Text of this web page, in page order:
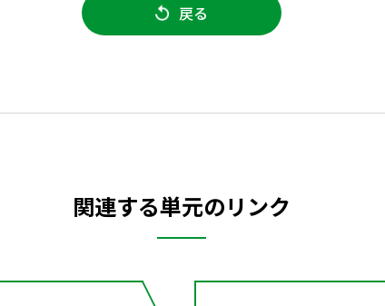
戻る
関連する単元のリンク